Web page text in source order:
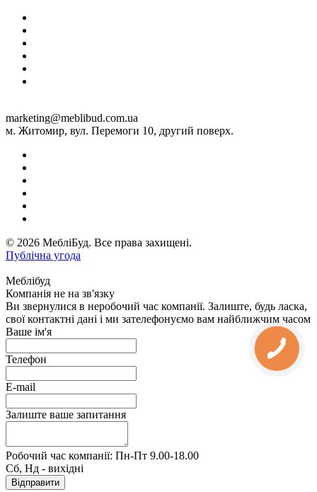
marketing@meblibud.com.ua
м. Житомир, вул. Перемоги 10, другий поверх.
© 2026 МебліБуд. Все права захищені.
Публічна угода
Меблібуд
Компанія не на зв'язку
Ви звернулися в неробочий час компанії. Залиште, будь ласка,
свої контактні дані і ми зателефонуємо вам найближчим часом
Ваше ім'я
Телефон
E-mail
Залиште ваше запитання
Робочий час компанії: Пн-Пт 9.00-18.00
Сб, Нд - вихідні